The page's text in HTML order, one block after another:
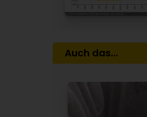
Auch das...